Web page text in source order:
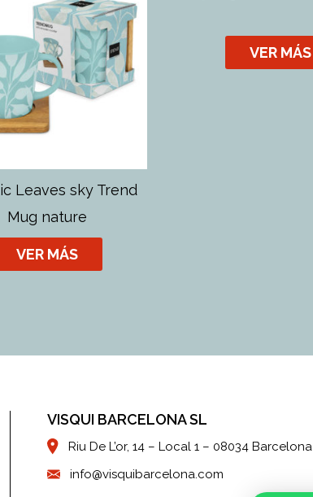
Leaves sky Trend
Mug nature
VER MÁS
VER MÁS
VISQUI BARCELONA SL
Riu De L’or, 14 – Local 1 – 08034 Barcelona
info@visquibarcelona.com